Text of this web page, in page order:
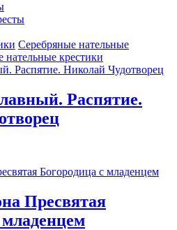
Серебряные нательные
нательные крестики
Распятие.
Пресвятая
младенцем